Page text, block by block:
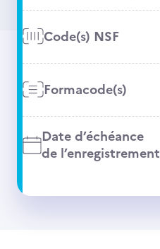
Code(s) NSF
Formacode(s)
Date d’échéance
de l’enregistrement